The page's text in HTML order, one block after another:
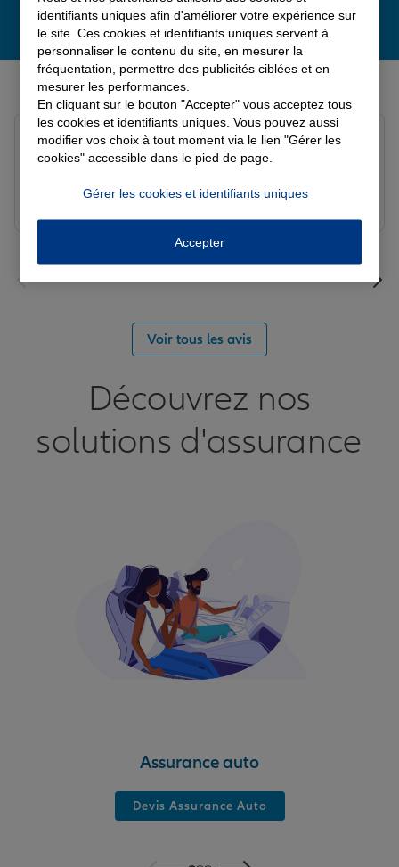
Derniers avis de nos agences Allianz
Note de 5 sur 5
Le 07/08/2026 - Agence NANTERRE
Merci à Madi pour son écoute et ces conseils précieux.
Yayaya M.
Voir tous les avis
Découvrez nos
solutions d'assurance
Assurance auto
Devis Assurance Auto
identifiants uniques afin d'améliorer votre expérience sur
le site. Ces cookies et identifiants uniques servent à
personnaliser le contenu du site, en mesurer la
fréquentation, permettre des publicités ciblées et en
mesurer les performances.
En cliquant sur le bouton "Accepter" vous acceptez tous
les cookies et identifiants uniques. Vous pouvez aussi
modifier vos choix à tout moment via le lien "Gérer les
cookies" accessible dans le pied de page.
Gérer les cookies et identifiants uniques
Accepter